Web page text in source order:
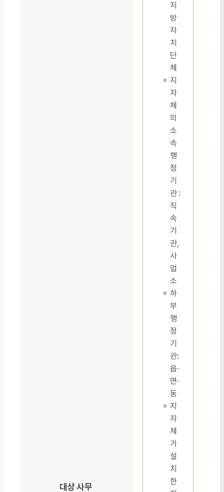
대상 사무
지
방
자
치
단
체
지
자
체
의
소
속
행
정
기
관 :
직
속
기
관,
사
업
소
하
부
행
정
기
관:
읍·
면·
동
지
자
체
가
설
치
한